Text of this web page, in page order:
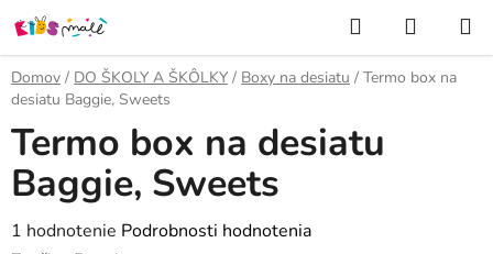
Prejsť
na
obsah
Hľadať
KOŠÍK
Domov / DO ŠKOLY A ŠKÔLKY / Boxy na desiatu / Termo box na
desiatu Baggie, Sweets
Termo box na desiatu
Baggie, Sweets
Priemerné
1 hodnotenie Podrobnosti hodnotenia